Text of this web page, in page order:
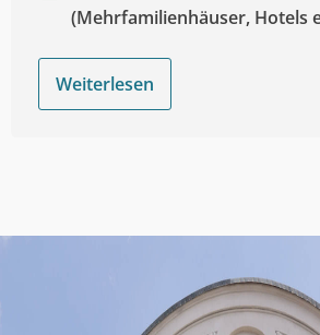
(Mehrfamilienhäuser, Hotels
Weiterlesen